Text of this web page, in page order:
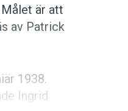
är att
av Patrick
1938.
Ingrid